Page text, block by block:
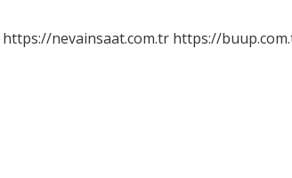
https://nevainsaat.com.tr https://